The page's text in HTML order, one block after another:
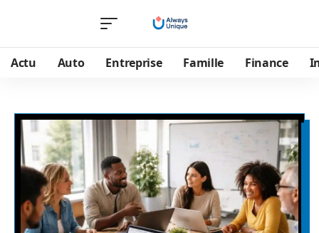
Actu Auto Entreprise Famille Finance